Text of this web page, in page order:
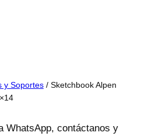
y Soportes/ Sketchbook Alpen
WhatsApp, contáctanos y